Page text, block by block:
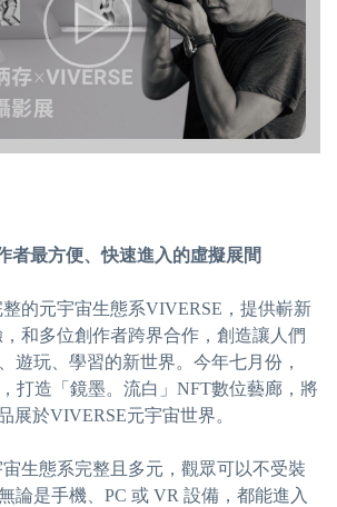
者最方便、快速進入的虛擬展間
的元宇宙生態系VIVERSE，提供嶄新
，和多位創作者跨界合作，創造讓人們
遊玩、學習的新世界。今年七月份，
打造「鏡墨。流白」NFT數位藝廊，將
展於VIVERSE元宇宙世界。
生態系完整且多元，觀眾可以不受裝
論是手機、PC 或 VR 設備，都能進入